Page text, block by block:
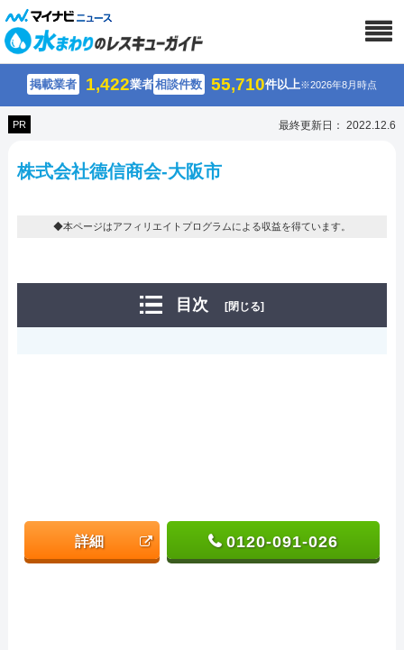
掲載業者 1,422業者相談件数 55,710件以上※2026年8月時点
PR 最終更新日： 2022.12.6
株式会社德信商会-大阪市
◆本ページはアフィリエイトプログラムによる収益を得ています。
目次 [閉じる]
詳細 0120-091-026